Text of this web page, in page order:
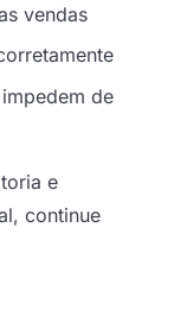
vendas
de
e
continue